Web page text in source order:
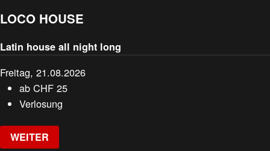
LOCO HOUSE
Latin house all night long
Freitag, 21.08.2026
abCHF 25
Verlosung
WEITER